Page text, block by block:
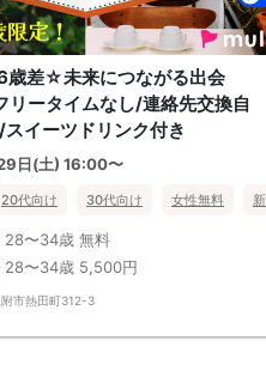
歳差☆未来につながる出会
ータイムなし/連絡先交換自
イーツドリンク付き
日(土) 16:00〜
20代向け 30代向け 女性無料
28〜34歳 無料
28〜34歳 5,500円
市熱田町312-3